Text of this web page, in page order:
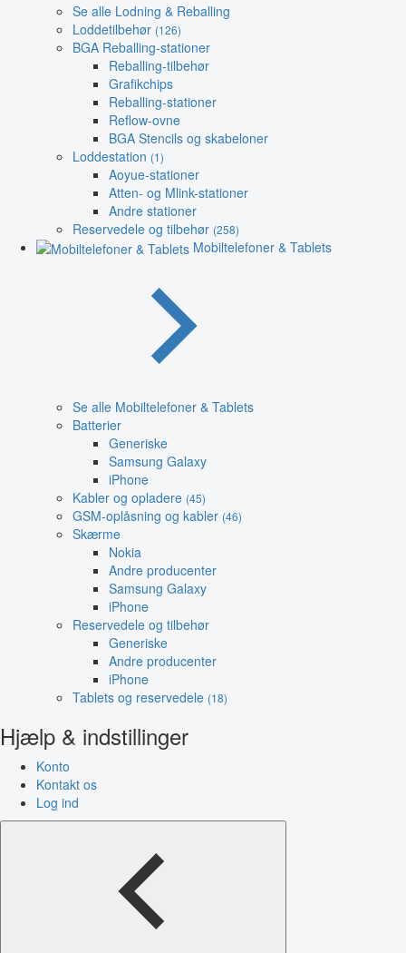
Se alle Lodning & Reballing
Loddetilbehør (126)
BGA Reballing-stationer
Reballing-tilbehør
Grafikchips
Reballing-stationer
Reflow-ovne
BGA Stencils og skabeloner
Loddestation (1)
Aoyue-stationer
Atten- og Mlink-stationer
Andre stationer
Reservedele og tilbehør (258)
Mobiltelefoner & Tablets
Se alle Mobiltelefoner & Tablets
Batterier
Generiske
Samsung Galaxy
iPhone
Kabler og opladere (45)
GSM-oplåsning og kabler (46)
Skærme
Nokia
Andre producenter
Samsung Galaxy
iPhone
Reservedele og tilbehør
Generiske
Andre producenter
iPhone
Tablets og reservedele (18)
Hjælp & indstillinger
Konto
Kontakt os
Log ind